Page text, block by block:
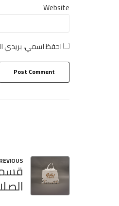
Website
احفظ اسمي، بريدي
Post Comment